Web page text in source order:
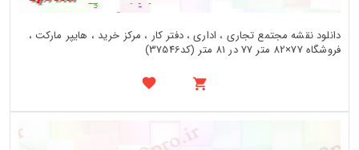
دانلود نقشه مجتمع تجاری ، اداری ، دفتر کار ، مرکز خرید ، هایپر مارکت ،
فروشگاه 77×82 متر 77 در 81 متر (کد37546)